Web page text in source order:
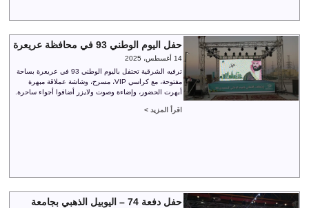
حفل اليوم الوطني 93 في محافظة عريعرة
14 أغسطس، 2025
ترفيه الشرقية تحتفل باليوم الوطني 93 في عريعرة بساحة
مفتوحة، مع كراسي VIP، مسرح، وشاشة عملاقة مبهرة
أبهرت الحضور، وإضاءة وصوت ولايزر أضافوا أجواء ساحرة.
اقرأ المزيد >
حفل دفعة 74 – اليوبيل الذهبي بجامعة